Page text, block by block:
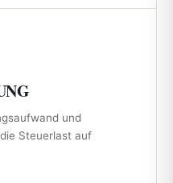
und
Steuerlast auf